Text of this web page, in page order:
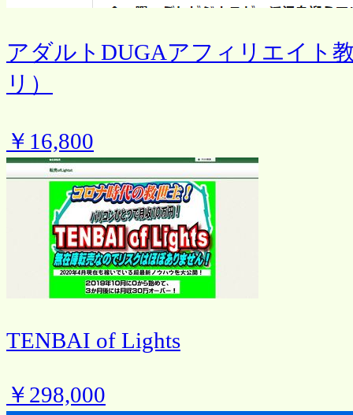
アダルトDUGAアフィリエイト
リ）
￥16,800
TENBAI of Lights
￥298,000